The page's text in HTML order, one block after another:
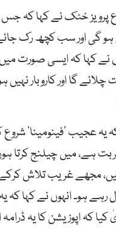
پرویز خٹک نے کہا کہ
ہو گی اور سب کچھ رک
نے کہا کہ ایسی صورت میں
گا اور کاروبار
یہ عجیب ‘فینومینا’
ہے، میں چیلنج کرتا
مجھے غریب تلاش کرکے
رہے ہو۔ انہوں نے کہا
کیا کہ اپوزیشن کا یہ